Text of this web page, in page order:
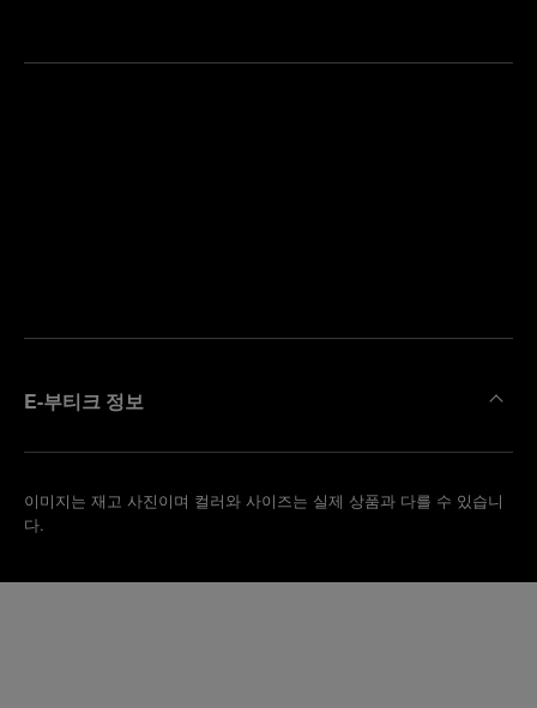
E-부티크 정보
이미지는 재고 사진이며 컬러와 사이즈는 실제 상품과 다를 수 있습니
다.